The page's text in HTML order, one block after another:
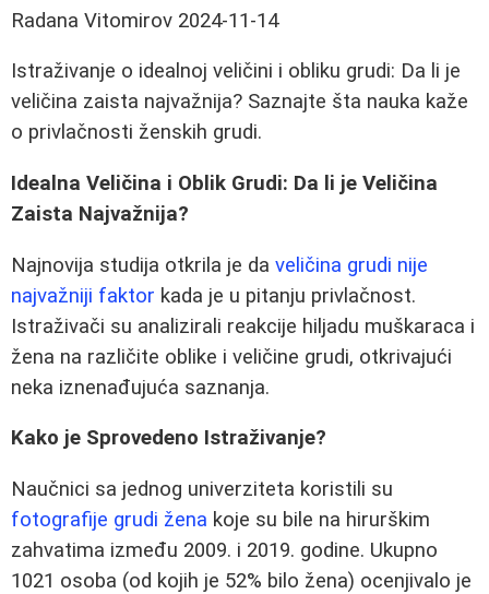
Radana Vitomirov 2024-11-14
Istraživanje o idealnoj veličini i obliku grudi: Da li je
veličina zaista najvažnija? Saznajte šta nauka kaže
o privlačnosti ženskih grudi.
Idealna Veličina i Oblik Grudi: Da li je Veličina
Zaista Najvažnija?
Najnovija studija otkrila je da veličina grudi nije
najvažniji faktor kada je u pitanju privlačnost.
Istraživači su analizirali reakcije hiljadu muškaraca i
žena na različite oblike i veličine grudi, otkrivajući
neka iznenađujuća saznanja.
Kako je Sprovedeno Istraživanje?
Naučnici sa jednog univerziteta koristili su
fotografije grudi žena koje su bile na hirurškim
zahvatima između 2009. i 2019. godine. Ukupno
1021 osoba (od kojih je 52% bilo žena) ocenjivalo je